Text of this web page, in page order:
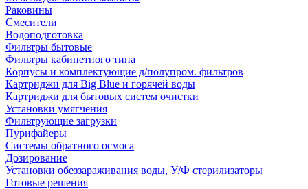
Раковины
Смесители
Водоподготовка
Фильтры бытовые
Фильтры кабинетного типа
Корпусы и комплектующие д/полупром. фильтров
Картриджи для Big Blue и горячей воды
Картриджи для бытовых систем очистки
Установки умягчения
Фильтрующие загрузки
Пурифайеры
Системы обратного осмоса
Дозирование
Установки обеззараживания воды, У/Ф стерилизаторы
Готовые решения